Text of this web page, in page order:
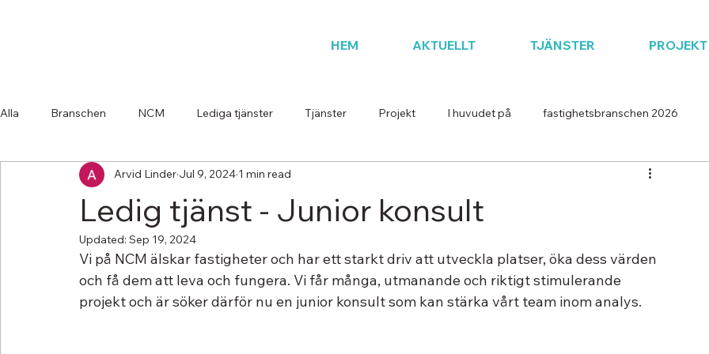
HEM AKTUELLT TJÄNSTER PROJEKT
Alla Branschen NCM Lediga tjänster Tjänster Projekt I huvudet på fastighetsbranschen 2026
Ledig tjänst - Junior konsult
Arvid Linder Jul 9, 2024 1 min read
Updated: Sep 19, 2024
Vi på NCM älskar fastigheter och har ett starkt driv att utveckla platser, öka dess värden
och få dem att leva och fungera. Vi får många, utmanande och riktigt stimulerande
projekt och är söker därför nu en junior konsult som kan stärka vårt team inom analys.